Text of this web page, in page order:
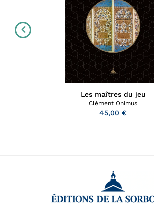
Les maîtres du jeu
Clément Onimus
45,00 €